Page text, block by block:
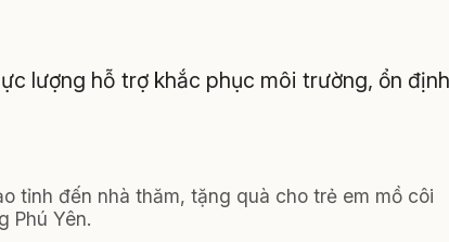
lượng hỗ trợ khắc phục môi trường, ổn định
tỉnh đến nhà thăm, tặng quà cho trẻ em mồ côi
Phú Yên.